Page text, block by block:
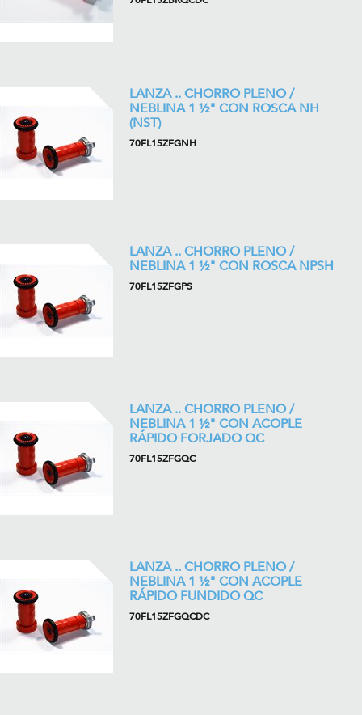
LANZA .. CHORRO PLENO /
NEBLINA 1 ½" CON ROSCA NH
(NST)
70FL15ZFGNH
LANZA .. CHORRO PLENO /
NEBLINA 1 ½" CON ROSCA NPSH
70FL15ZFGPS
LANZA .. CHORRO PLENO /
NEBLINA 1 ½" CON ACOPLE
RÁPIDO FORJADO QC
70FL15ZFGQC
LANZA .. CHORRO PLENO /
NEBLINA 1 ½" CON ACOPLE
RÁPIDO FUNDIDO QC
70FL15ZFGQCDC